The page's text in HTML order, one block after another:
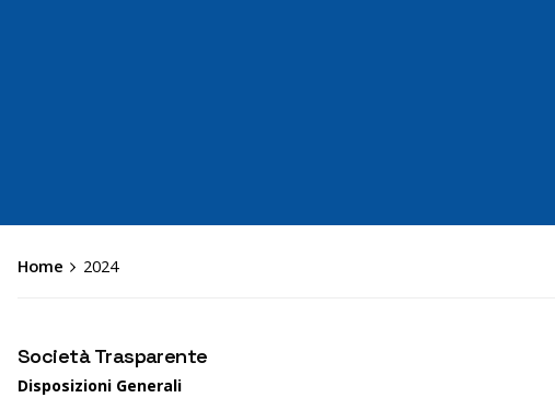
Home 2024
Società Trasparente
Disposizioni Generali